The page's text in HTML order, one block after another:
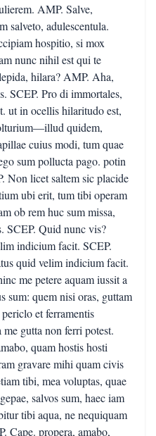
AMP. Salve,
salveto, adulescentula.
hospitio, si mox
nunc nihil est qui te
hilara? AMP. Aha,
SCEP. Pro di immortales,
ut in ocellis hilaritudo est,
quidem,
cuius modi, tum quae
sum pollucta pago. potin
Non licet saltem sic placide
ubi erit, tum tibi operam
ob rem huc sum missa,
SCEP. Quid nunc vis?
indicium facit. SCEP.
quid velim indicium facit.
me petere aquam iussit a
sum: quem nisi oras, guttam
et ferramentis
gutta non ferri potest.
quam hostis hosti
gravare mihi quam civis
tibi, mea voluptas, quae
salvos sum, haec iam
tibi aqua, ne nequiquam
Cape. propera, amabo,